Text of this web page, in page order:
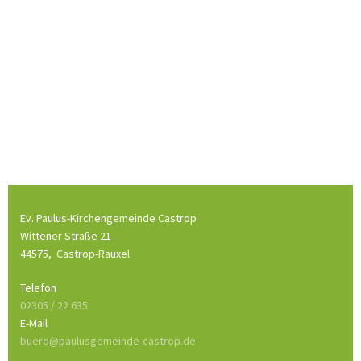
Ev. Paulus-Kirchengemeinde Castrop
Wittener Straße 21
44575, Castrop-Rauxel
Telefon
02305 / 22 635
E-Mail
buero@paulusgemeinde-castrop.de